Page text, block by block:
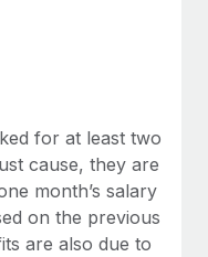
for at least two
cause, they are
month’s salary
on the previous
are also due to